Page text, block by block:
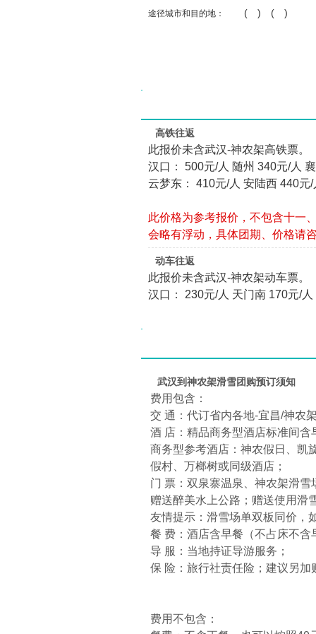
途径城市和目的地： ( ) ( )
高铁往返
此报价未含武汉-神农架高铁票。
汉口： 500元/人 随州 340元/人
云梦东： 410元/人 安陆西 440元/
此价格为参考报价，不包含十一
会略有浮动，具体团期、价格请
动车往返
此报价未含武汉-神农架动车票。
汉口： 230元/人 天门南 170元/
武汉到神农架滑雪团购预订须知
费用包含：
交 通：代订省内各地-宜昌/神农
酒 店：精品商务型酒店标准间
商务型参考酒店：神农假日、凯
假村、万榔树或同级酒店；
门 票：双泉寨温泉、神农架滑
赠送醉美水上公路；赠送使用滑
友情提示：滑雪场单双板同价，
餐 费：酒店含早餐（不占床不含
导 服：当地持证导游服务；
保 险：旅行社责任险；建议另加
费用不包含：